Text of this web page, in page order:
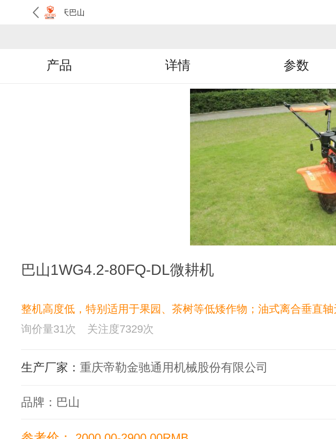
航天巴山
产品 详情 参数
巴山1WG4.2-80FQ-DL微耕机
整机高度低，特别适用于果园、茶树等低矮作物；油式离合垂直
询价量31次 关注度7329次
生产厂家： 重庆帝勒金驰通用机械股份有限公司
品牌： 巴山